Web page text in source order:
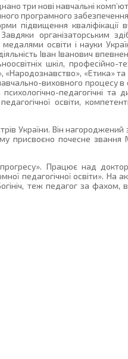
три нові навчальні
програмного
підвищення
організаторським
освіти і науки
Іван Іванович
шкіл, професійно-
«Етика»
виховного процесу в
педагогічні та
освіти,
України. Він нагороджений
присвоєно почесне звання
Працює над
педагогічної освіти». На
теж педагог за фахом,